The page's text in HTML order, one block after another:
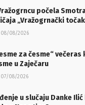
počela
„Vražogrnački
08/08/2026
za česme“ večeras
u Zaječaru
07/08/2026
u slučaju Danke Ilić